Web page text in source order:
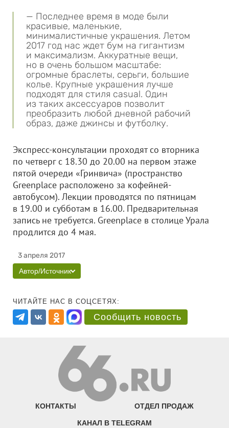
— Последнее время в моде были
красивые, маленькие,
минималистичные украшения. Летом
2017 год нас ждет бум на гигантизм
и максимализм. Аккуратные вещи,
но в очень большом масштабе:
огромные браслеты, серьги, большие
колье. Крупные украшения лучше
подходят для стиля casual. Один
из таких аксессуаров позволит
преобразить любой дневной рабочий
образ, даже джинсы и футболку.
Экспресс-консультации проходят со вторника
по четверг с 18.30 до 20.00 на первом этаже
пятой очереди «Гринвича» (пространство
Greenplace расположено за кофейней-
автобусом). Лекции проводятся по пятницам
в 19.00 и субботам в 16.00. Предварительная
запись не требуется. Greenplace в столице Урала
продлится до 4 мая.
3 апреля 2017
Автор/Источник
ЧИТАЙТЕ НАС В СОЦСЕТЯХ:
Сообщить новость
КОНТАКТЫ ОТДЕЛ ПРОДАЖ
КАНАЛ В TELEGRAM